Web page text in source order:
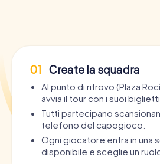
01 Create la squadra
Al punto di ritrovo (Plaza
avvia il tour con i suoi biglietti.
Tutti partecipano
telefono del capogioco.
Ogni giocatore entra in una
disponibile e sceglie un